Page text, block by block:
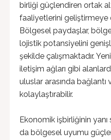
birliği güçlendiren ortak
faaliyetlerini geliştirmeye
Bölgesel paydaşlar,
lojistik potansiyelini
şekilde çalışmaktadır.
iletişim ağları gibi
uluslar arasında bağlantı
kolaylaştırabilir.
Ekonomik işbirliğinin
da bölgesel uyumu